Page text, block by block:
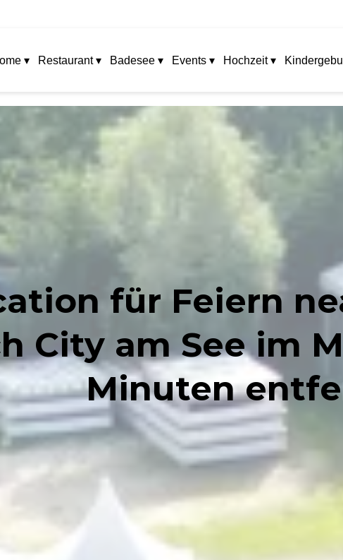
▾ Restaurant ▾ Badesee ▾ Events ▾ Hochzeit ▾
für Feiern
City am See im
Minuten